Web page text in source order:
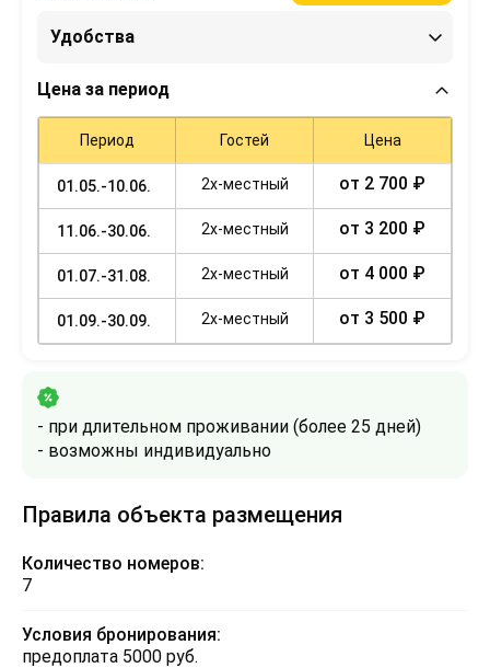
Удобства
Цена за период
Период Гостей Цена
01.05.-10.06. 2х-местный от 2 700 ₽
11.06.-30.06. 2х-местный от 3 200 ₽
01.07.-31.08. 2х-местный от 4 000 ₽
01.09.-30.09. 2х-местный от 3 500 ₽
- при длительном проживании (более 25 дней)
- возможны индивидуально
Правила объекта размещения
Количество номеров:
7
Условия бронирования:
предоплата 5000 руб.